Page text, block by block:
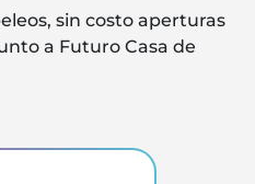
sin costo aperturas
a Futuro Casa de